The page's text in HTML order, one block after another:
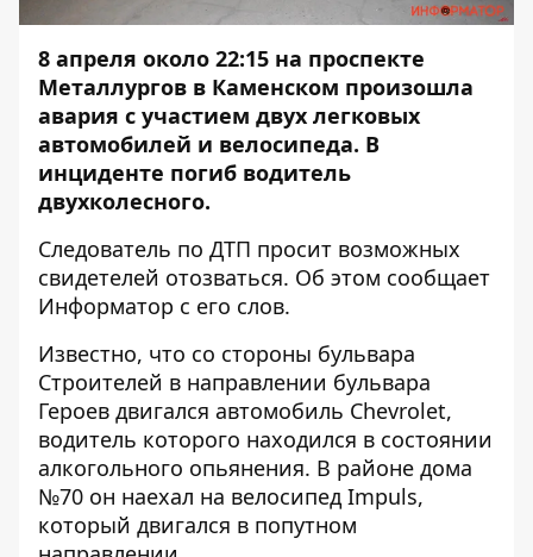
8 апреля около 22:15 на проспекте
Металлургов в Каменском произошла
авария с участием двух легковых
автомобилей и велосипеда. В
инциденте погиб водитель
двухколесного.
Следователь по ДТП просит возможных
свидетелей отозваться. Об этом сообщает
Информатор с его слов.
Известно, что со стороны бульвара
Строителей в направлении бульвара
Героев двигался автомобиль Chevrolet,
водитель которого находился в состоянии
алкогольного опьянения. В районе дома
№70 он наехал на велосипед Impuls,
который двигался в попутном